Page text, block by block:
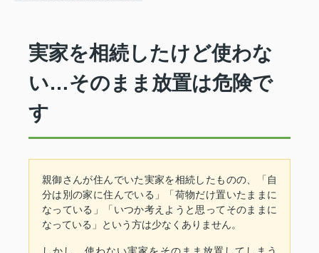
実家を相続したけど使わな
い…そのまま放置は危険で
す
親御さんが住んでいた実家を相続したものの、「自
分は別の家に住んでいる」「荷物だけ置いたままに
なっている」「いつか考えようと思ってそのままに
なっている」という方は少なくありません。
しかし、使わない実家をそのまま放置してしまう